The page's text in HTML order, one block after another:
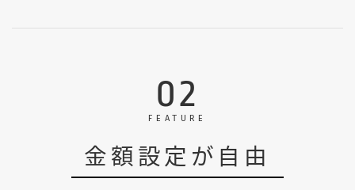
02
FEATURE
金額設定が自由